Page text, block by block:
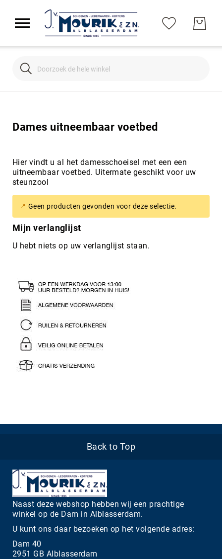
Search
Dames uitneembaar voetbed
Hier vindt u al het damesschoeisel met een een
uitneembaar voetbed. Uitermate geschikt voor uw
steunzool
Geen producten gevonden voor deze selectie.
Mijn verlanglijst
U hebt niets op uw verlanglijst staan.
Back to Top
Naast deze webshop hebben wij een prachtige
winkel op de Dam in Alblasserdam.
U kunt ons daar bezoeken op het volgende adres:
Dam 40
2951 GB Alblasserdam